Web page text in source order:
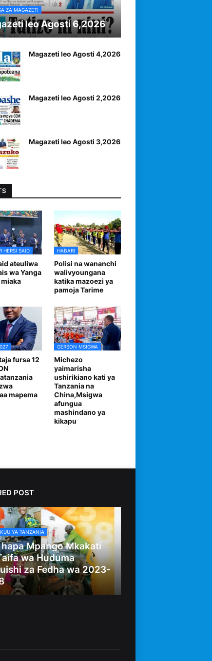
ZA MAGAZETI
leo Agosti 6,2026
Magazeti leo Agosti 4,2026
Magazeti leo Agosti 2,2026
Magazeti leo Agosti 3,2026
HERSI SAID
ateuliwa
wa Yanga
HABARI
Polisi na wananchi
walivyoungana
katika mazoezi ya
pamoja Tarime
fursa 12
mapema
GERSON MSIGWA
Michezo
yaimarisha
ushirikiano kati ya
Tanzania na
China,Msigwa
afungua
mashindano ya
kikapu
POST
YA TANZANIA
Mpango Mkakati
wa Huduma
za Fedha wa 2023-